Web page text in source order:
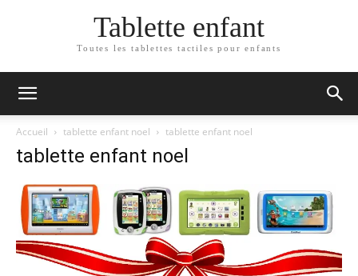
Tablette enfant
Toutes les tablettes tactiles pour enfants
Accueil tablette enfant noel tablette enfant noel
tablette enfant noel